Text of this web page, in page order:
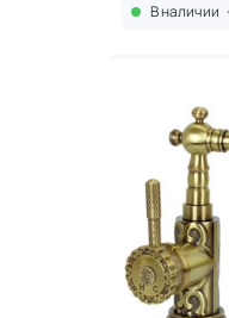
В наличии •